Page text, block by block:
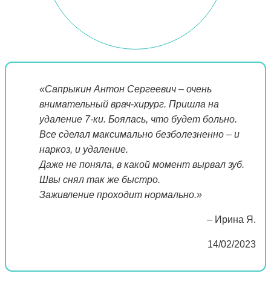
«Сапрыкин Антон Сергеевич – очень
внимательный врач-хирург. Пришла на
удаление 7-ки. Боялась, что будет больно.
Все сделал максимально безболезненно – и
наркоз, и удаление.
Даже не поняла, в какой момент вырвал зуб.
Швы снял так же быстро.
Заживление проходит нормально.»
– Ирина Я.
14/02/2023